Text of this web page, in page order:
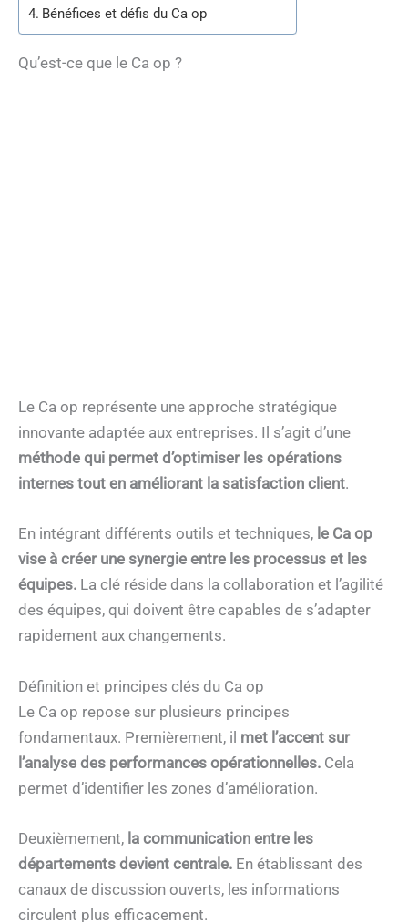
Bénéfices et défis du Ca op
Qu’est-ce que le Ca op ?
Le Ca op représente une approche stratégique
innovante adaptée aux entreprises. Il s’agit d’une
méthode qui permet d’optimiser les opérations
internes tout en améliorant la satisfaction client.
En intégrant différents outils et techniques, le Ca op
vise à créer une synergie entre les processus et les
équipes. La clé réside dans la collaboration et l’agilité
des équipes, qui doivent être capables de s’adapter
rapidement aux changements.
Définition et principes clés du Ca op
Le Ca op repose sur plusieurs principes
fondamentaux. Premièrement, il met l’accent sur
l’analyse des performances opérationnelles. Cela
permet d’identifier les zones d’amélioration.
Deuxièmement, la communication entre les
départements devient centrale. En établissant des
canaux de discussion ouverts, les informations
circulent plus efficacement.